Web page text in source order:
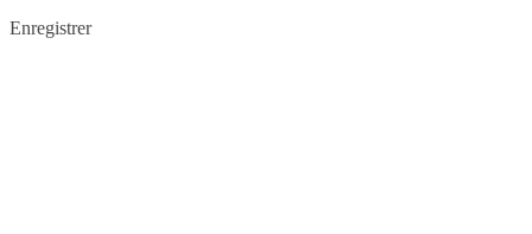
Enregistrer